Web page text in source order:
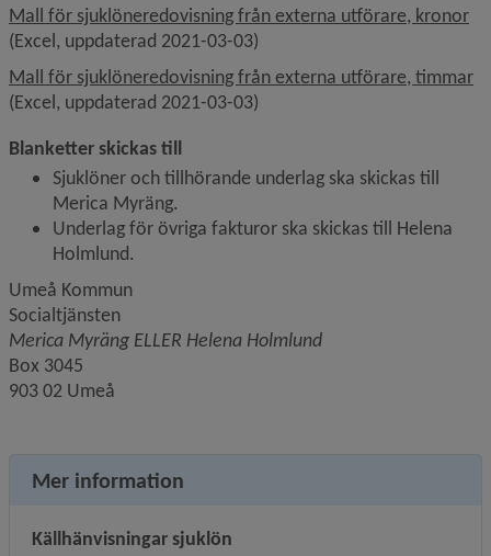
Mall för sjuklöneredovisning från externa utförare, kronor,
(Excel, uppdaterad 2021-03-03)
Mall för sjuklöneredovisning från externa utförare, timmar,
(Excel, uppdaterad 2021-03-03)
Blanketter skickas till
Sjuklöner och tillhörande underlag ska skickas till
Merica Myräng.
Underlag för övriga fakturor ska skickas till Helena
Holmlund.
Umeå Kommun
Socialtjänsten
Merica Myräng ELLER Helena Holmlund
Box 3045
903 02 Umeå
Mer information
Källhänvisningar sjuklön